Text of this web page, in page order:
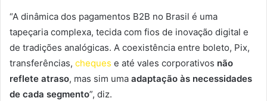
“A dinâmica dos pagamentos B2B no Brasil é uma
tapeçaria complexa, tecida com fios de inovação digital e
de tradições analógicas. A coexistência entre boleto, Pix,
transferências, cheques e até vales corporativos não
reflete atraso, mas sim uma adaptação às necessidades
de cada segmento”, diz.